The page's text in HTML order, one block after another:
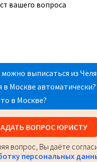
можно выписаться из
в Москве
в Москве?
ВОПРОС ЮРИСТУ
вопрос, Вы даёте
персональных